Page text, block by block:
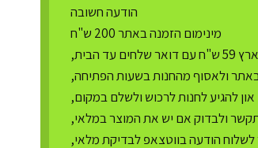
הודעה חשובה
מינימום הזמנה באתר 200 ש"ח
הבית,
באתר ולאסוף מהחנות בשעות הפתיחה,
און להגיע לחנות לרכוש ולשלם במקום,
ולבדוק אם יש את המוצר במלאי,
לשלוח הודעה בווטצאפ לבדיקת מלאי,